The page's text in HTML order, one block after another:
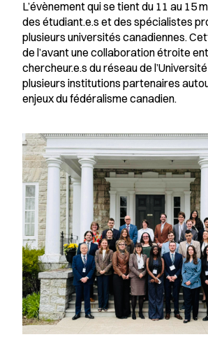
L’évènement qui se tient du 11 au 15
des étudiant.e.s et des spécialistes
plusieurs universités canadiennes.
de l’avant une collaboration étroite
chercheur.e.s du réseau de
plusieurs institutions partenaires
enjeux du fédéralisme canadien.